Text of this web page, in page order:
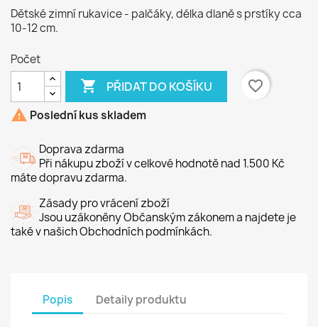
Dětské zimní rukavice - palčáky, délka dlaně s prstíky cca
10-12 cm.
Počet
 PŘIDAT DO KOŠÍKU
favorite_border
 Poslední kus skladem
Doprava zdarma
Při nákupu zboží v celkové hodnotě nad 1.500 Kč
máte dopravu zdarma.
Zásady pro vrácení zboží
Jsou uzákoněny Občanským zákonem a najdete je
také v našich Obchodních podmínkách.
Popis Detaily produktu